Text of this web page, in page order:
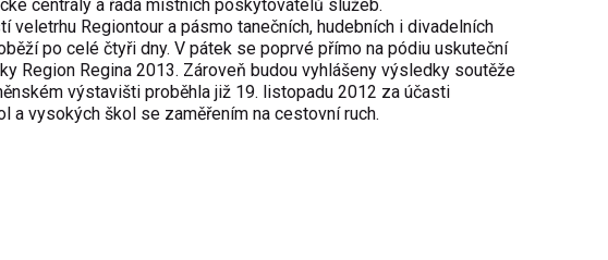
centrály a řada místních poskytovatelů služeb.
Regiontour a pásmo tanečních, hudebních i divadelních
po celé čtyři dny. V pátek se poprvé přímo na pódiu uskuteční
Region Regina 2013. Zároveň budou vyhlášeny výsledky soutěže
výstavišti proběhla již 19. listopadu 2012 za účasti
a vysokých škol se zaměřením na cestovní ruch.